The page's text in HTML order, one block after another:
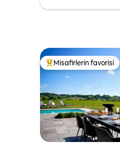
Misafirlerin
Misafirlerin favorisi